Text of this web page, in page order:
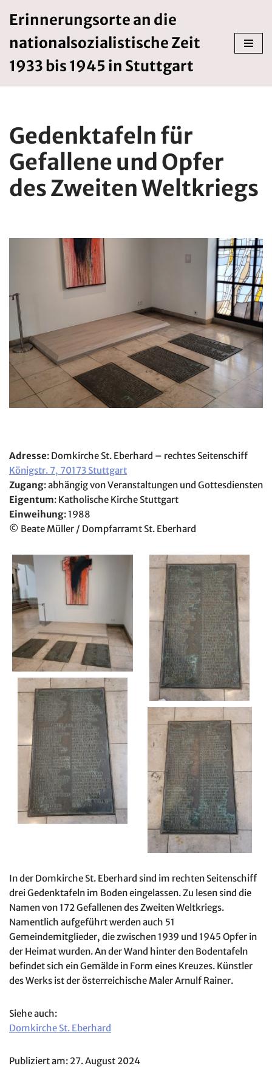
Inhalt
springen
Erinnerungsorte an die
nationalsozialistische Zeit
1933 bis 1945 in Stuttgart
Gedenktafeln für
Gefallene und Opfer
des Zweiten Weltkriegs
Adresse: Domkirche St. Eberhard – rechtes Seitenschiff
Königstr. 7, 70173 Stuttgart
Zugang: abhängig von Veranstaltungen und Gottesdiensten
Eigentum: Katholische Kirche Stuttgart
Einweihung: 1988
© Beate Müller / Dompfarramt St. Eberhard
In der Domkirche St. Eberhard sind im rechten Seitenschiff
drei Gedenktafeln im Boden eingelassen. Zu lesen sind die
Namen von 172 Gefallenen des Zweiten Weltkriegs.
Namentlich aufgeführt werden auch 51
Gemeindemitglieder, die zwischen 1939 und 1945 Opfer in
der Heimat wurden. An der Wand hinter den Bodentafeln
befindet sich ein Gemälde in Form eines Kreuzes. Künstler
des Werks ist der österreichische Maler Arnulf Rainer.
Siehe auch:
Domkirche St. Eberhard
Publiziert am: 27. August 2024